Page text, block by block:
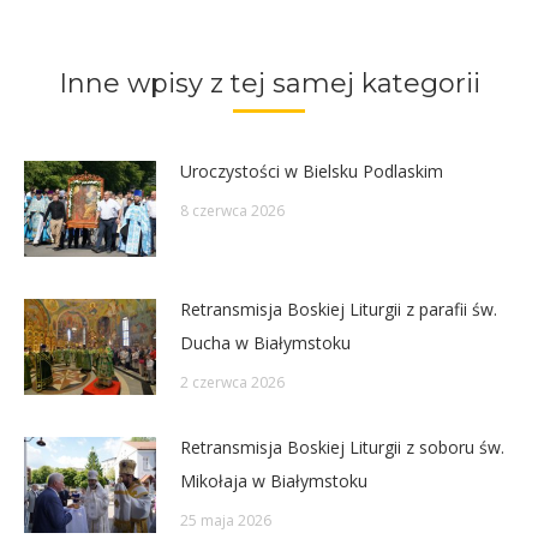
Inne wpisy z tej samej kategorii
Uroczystości w Bielsku Podlaskim
8 czerwca 2026
Retransmisja Boskiej Liturgii z parafii św.
Ducha w Białymstoku
2 czerwca 2026
Retransmisja Boskiej Liturgii z soboru św.
Mikołaja w Białymstoku
25 maja 2026